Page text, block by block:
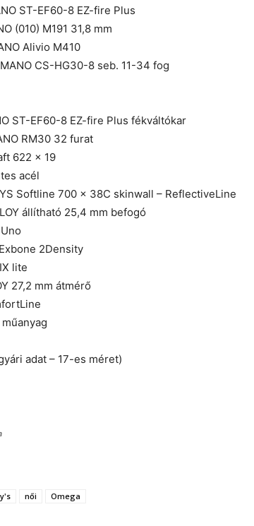
ST-EF60-8 EZ-fire Plus
(010) M191 31,8 mm
Alivio M410
CS-HG30-8 seb. 11-34 fog
ST-EF60-8 EZ-fire Plus fékváltókar
RM30 32 furat
622 x 19
acél
Softline 700 x 38C skinwall – ReflectiveLine
állítható 25,4 mm befogó
2Density
lite
27,2 mm átmérő
adat – 17-es méret)
női Omega